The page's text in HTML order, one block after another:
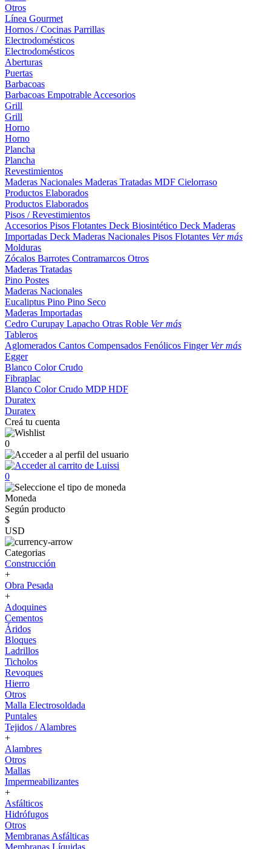
Otros
Línea Gourmet
Hornos / Cocinas Parrillas
Electrodomésticos
Electrodomésticos
Aberturas
Puertas
Barbacoas
Barbacoas Empotrable Accesorios
Grill
Grill
Horno
Horno
Plancha
Plancha
Revestimientos
Maderas Nacionales Maderas Tratadas MDF Cielorraso
Productos Elaborados
Productos Elaborados
Pisos / Revestimientos
Accesorios Pisos Flotantes Deck Biosintético Deck Maderas
Importadas Deck Maderas Nacionales Pisos Flotantes Ver más
Molduras
Zócalos Barrotes Contramarcos Otros
Maderas Tratadas
Pino Postes
Maderas Nacionales
Eucaliptus Pino Pino Seco
Maderas Importadas
Cedro Curupay Lapacho Otras Roble Ver más
Tableros
Aglomerados Cantos Compensados Fenólicos Finger Ver más
Egger
Blanco ColorCrudo
Fibraplac
Blanco ColorCrudo MDPHDF
Duratex
Duratex
Creá tu cuenta
0
0
Moneda
Según producto
$
USD
Categorias
Construcción
+
Obra Pesada
+
Adoquines
Cementos
Áridos
Bloques
Ladrillos
Ticholos
Revoques
Hierro
Otros
Malla Electrosoldada
Puntales
Tejidos / Alambres
+
Alambres
Otros
Mallas
Impermeabilizantes
+
Asfálticos
Hidrófugos
Otros
Membranas Asfálticas
Membranas Líquidas